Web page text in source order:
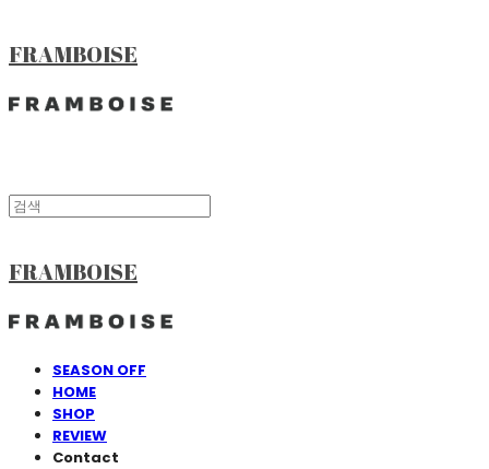
FRAMBOISE
FRAMBOISE
SEASON OFF
HOME
SHOP
REVIEW
Contact